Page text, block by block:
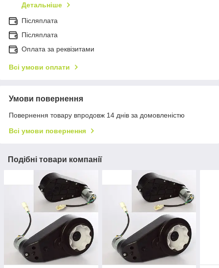
Детальніше
Післяплата
Пiсляплата
Оплата за реквізитами
Всі умови оплати
Умови повернення
Повернення товару впродовж 14 днів за домовленістю
Всі умови повернення
Подібні товари компанії